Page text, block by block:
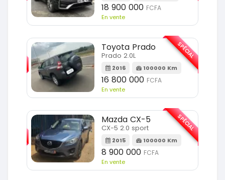
18 900 000 FCFA
En vente
Toyota Prado
Prado 2.0L
2016 100000 Km
16 800 000 FCFA
En vente
SPÉCIAL
Mazda CX-5
CX-5 2.0 sport
2015 100000 Km
8 900 000 FCFA
En vente
SPÉCIAL